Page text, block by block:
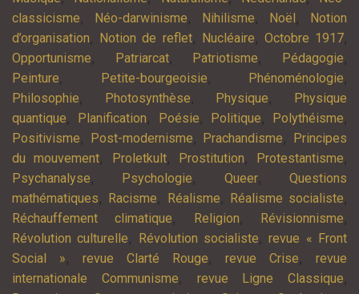
classicisme, Néo-darwinisme, Nihilisme, Noël ,
Notion
d’organisation, Notion de reflet, Nucléaire, Octobre 1917,
Opportunisme, Patriarcat, Patriotisme, Pédagogie,
Peinture, Petite-bourgeoisie, Phénoménologie,
Philosophie, Photosynthèse, Physique,
Physique
quantique, Planification, Poésie, Politique, Polythéisme,
Positivisme, Post-modernisme, Prachandisme,
Principes
du mouvement, Proletkult, Prostitution, Protestantisme,
Psychanalyse, Psychologie, Queer,Questions
mathématiques, Racisme, Réalisme, Réalisme socialiste,
Réchauffement climatique, Religion, Révisionnisme,
Révolution culturelle, Révolution socialiste,revue « Front
Social », revue Clarté Rouge, revue Crise, revue
internationale Communisme, revue Ligne Classique,